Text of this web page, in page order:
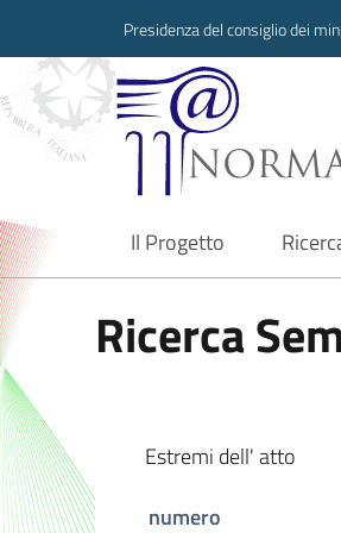
Presidenza del consiglio dei
Il Progetto
current
Ricerca
Estremi dell' atto
numero